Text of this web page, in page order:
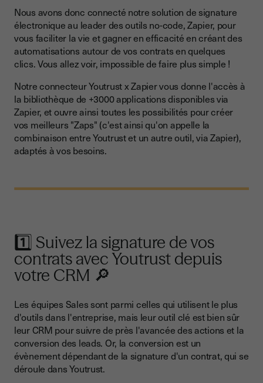
Nous avons donc connecté notre solution de signature
électronique au leader des outils no-code, Zapier, pour
vous faciliter la vie et gagner en efficacité en créant des
automatisations autour de vos contrats en quelques
clics. Vous allez voir, impossible de faire plus simple !
Notre connecteur Youtrust x Zapier vous donne l'accès à
la bibliothèque de +3000 applications disponibles via
Zapier, et ouvre ainsi toutes les possibilités pour créer
vos meilleurs "Zaps" (c'est ainsi qu'on appelle la
combinaison entre Youtrust et un autre outil, via Zapier),
adaptés à vos besoins.
1️⃣ Suivez la signature de vos
contrats avec Youtrust depuis
votre CRM 🔎
Les équipes Sales sont parmi celles qui utilisent le plus
d'outils dans l'entreprise, mais leur outil clé est bien sûr
leur CRM pour suivre de près l'avancée des actions et la
conversion des leads. Or, la conversion est un
évènement dépendant de la signature d'un contrat, qui se
déroule dans Youtrust.